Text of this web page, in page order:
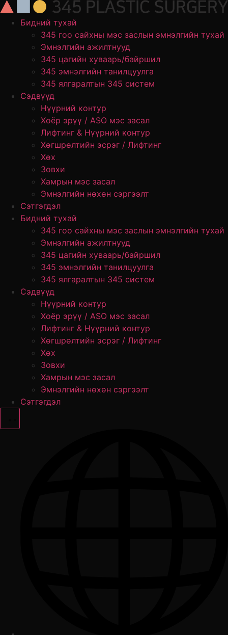
Skip
Бидний тухай
345 гоо сайхны мэс заслын эмнэлгийн тухай
Эмнэлгийн ажилтнууд
345 цагийн хуваарь/байршил
345 эмнэлгийн танилцуулга
345 ялгаралтын 345 систем
Сэдвүүд
Нүүрний контур
Хоёр эрүү / ASO мэс засал
Лифтинг & Нүүрний контур
Хөгшрөлтийн эсрэг / Лифтинг
Хөх
Зовхи
Хамрын мэс засал
Эмнэлгийн нөхөн сэргээлт
Сэтгэгдэл
Бидний тухай
345 гоо сайхны мэс заслын эмнэлгийн тухай
Эмнэлгийн ажилтнууд
345 цагийн хуваарь/байршил
345 эмнэлгийн танилцуулга
345 ялгаралтын 345 систем
Сэдвүүд
Нүүрний контур
Хоёр эрүү / ASO мэс засал
Лифтинг & Нүүрний контур
Хөгшрөлтийн эсрэг / Лифтинг
Хөх
Зовхи
Хамрын мэс засал
Эмнэлгийн нөхөн сэргээлт
Сэтгэгдэл